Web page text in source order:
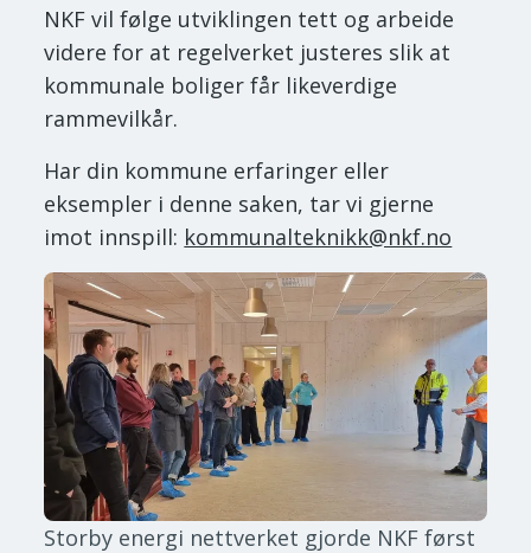
NKF vil følge utviklingen tett og arbeide
videre for at regelverket justeres slik at
kommunale boliger får likeverdige
rammevilkår.
Har din kommune erfaringer eller
eksempler i denne saken, tar vi gjerne
imot innspill: kommunalteknikk@nkf.no
Storby energi nettverket gjorde NKF først